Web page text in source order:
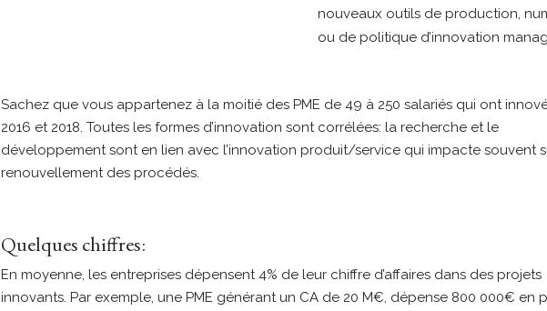
nouveaux outils de production,
ou de politique d’innovation
Sachez que vous appartenez à la moitié des PME de 49 à 250 salariés qui ont
2016 et 2018. Toutes les formes d’innovation sont corrélées: la recherche et le
développement sont en lien avec l’innovation produit/service qui impacte souvent
renouvellement des procédés.
Quelques chiffres:
En moyenne, les entreprises dépensent 4% de leur chiffre d’affaires dans des projets
innovants. Par exemple, une PME générant un CA de 20 M€, dépense 800 000€ en